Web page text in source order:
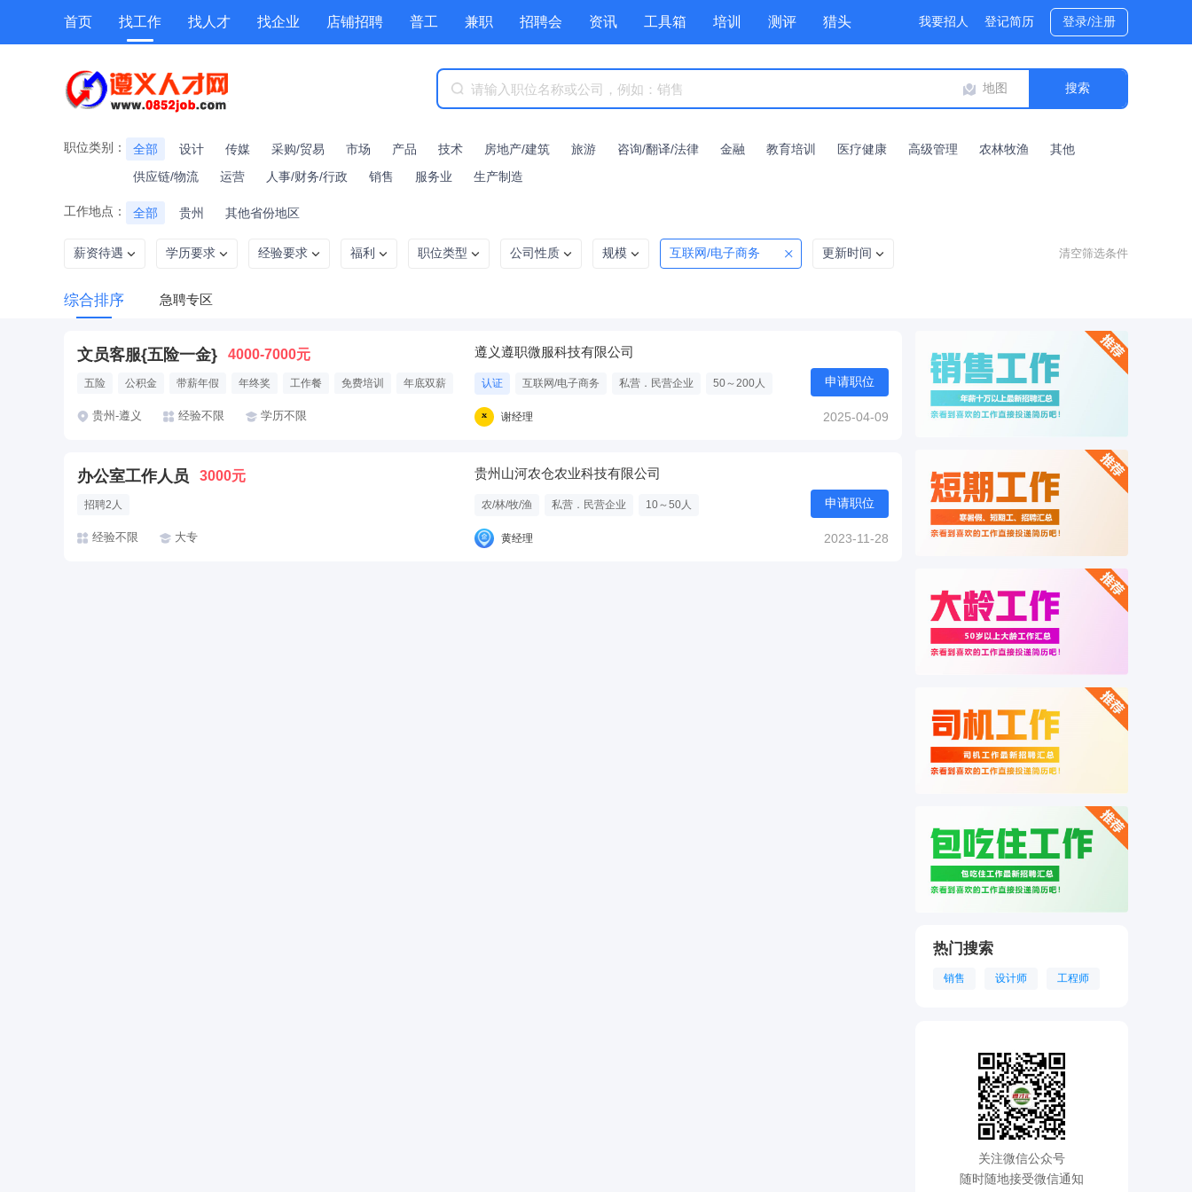
首页 找工作 找人才 找企业 店铺招聘 普工 兼职 招聘会 资讯 工具箱 培训 测评 猎头 我要招人 登记简历 登录/注册
地图
职位类别： 全部 设计 传媒 采购/贸易 市场 产品 技术 房地产/建筑 旅游 咨询/翻译/法律 金融 教育培训 医疗健康 高级管理 农林牧渔
其他
供应链/物流
运营 人事/财务/行政 销售 服务业 生产制造
工作地点： 全部 贵州 其他省份地区
薪资待遇 学历要求 经验要求 福利 职位类型 公司性质 规模 互联网/电子商务 更新时间 清空筛选条件
综合排序 急聘专区
文员客服{五险一金} 4000-7000元
五险 公积金 带薪年假 年终奖 工作餐 免费培训 年底双薪
包吃 包住宿 环境好 加班费
贵州-遵义 经验不限 学历不限
遵义遵职微服科技有限公司
认证 互联网/电子商务 私营．民营企业 50～200人 申请职位
谢经理 2025-04-09
办公室工作人员 3000元
招聘2人
经验不限 大专
贵州山河农仓农业科技有限公司
农/林/牧/渔 私营．民营企业 10～50人 申请职位
黄经理 2023-11-28
热门搜索
销售 设计师 工程师
关注微信公众号
随时随地接受微信通知